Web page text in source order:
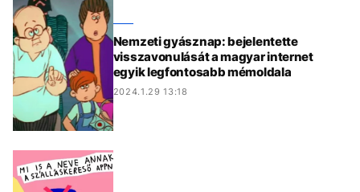
Nemzeti gyásznap: bejelentette
visszavonulását a magyar internet
egyik legfontosabb mémoldala
2024.1.29 13:18